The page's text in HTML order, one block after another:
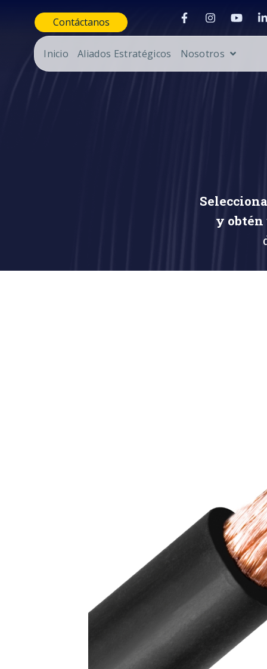
Contáctanos
Inicio Aliados Estratégicos Nosotros
y obtén